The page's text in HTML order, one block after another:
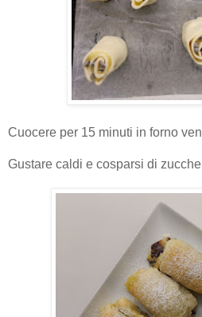
Cuocere per 15 minuti in forno
Gustare caldi e cosparsi di